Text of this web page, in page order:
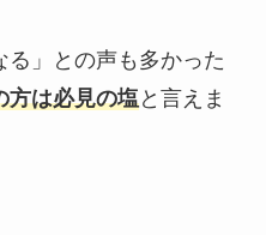
」との声も多かった
方は必見の塩と言えま